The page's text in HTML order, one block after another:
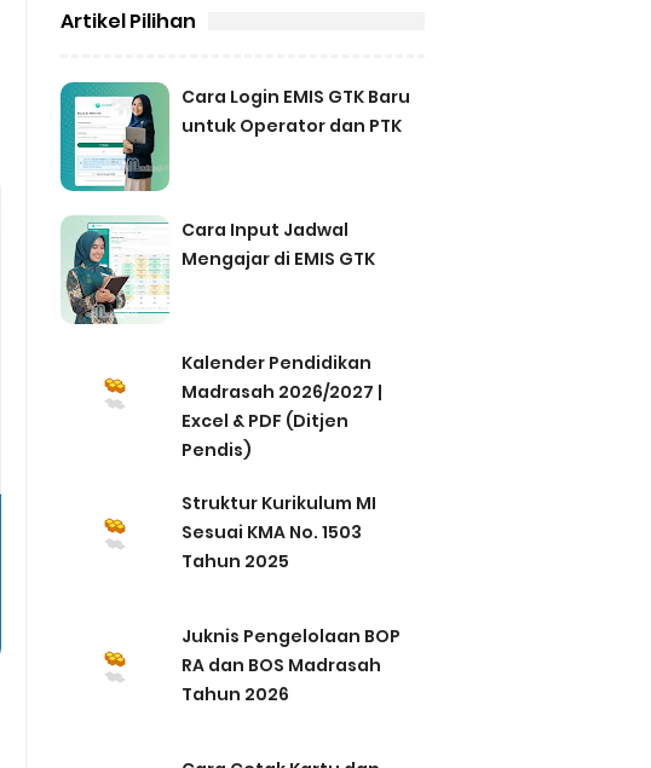
Artikel Pilihan
Cara Login EMIS GTK Baru
untuk Operator dan PTK
Cara Input Jadwal
Mengajar di EMIS GTK
Kalender Pendidikan
Madrasah 2026/2027 |
Excel & PDF (Ditjen
Pendis)
Struktur Kurikulum MI
Sesuai KMA No. 1503
Tahun 2025
Juknis Pengelolaan BOP
RA dan BOS Madrasah
Tahun 2026